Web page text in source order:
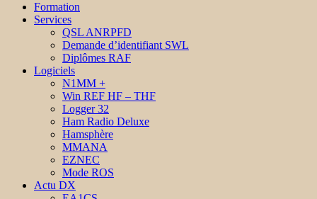
Formation
Services
QSL ANRPFD
Demande d’identifiant SWL
Diplômes RAF
Logiciels
N1MM +
Win REF HF – THF
Logger 32
Ham Radio Deluxe
Hamsphère
MMANA
EZNEC
Mode ROS
Actu DX